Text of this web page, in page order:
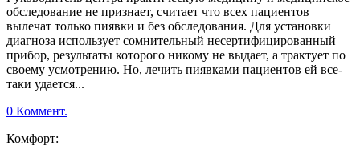
обследование не признает, считает что всех пациентов
вылечат только пиявки и без обследования. Для установки
диагноза использует сомнительный несертифицированный
прибор, результаты которого никому не выдает, а трактует по
своему усмотрению. Но, лечить пиявками пациентов ей все-
таки удается...
0 Коммент.
Комфорт: